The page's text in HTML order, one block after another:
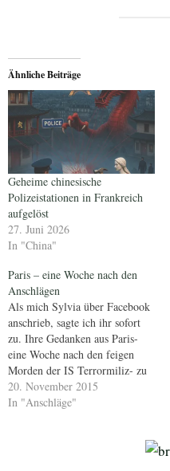
Ähnliche Beiträge
Geheime chinesische
Polizeistationen in Frankreich
aufgelöst
27. Juni 2026
In "China"
Paris – eine Woche nach den
Anschlägen
Als mich Sylvia über Facebook
anschrieb, sagte ich ihr sofort
zu. Ihre Gedanken aus Paris-
eine Woche nach den feigen
Morden der IS Terrormiliz- zu
veröffentlichen. Sie hat Mut und
wahrscheinlich ist Sehnsucht
20. November 2015
In "Anschläge"